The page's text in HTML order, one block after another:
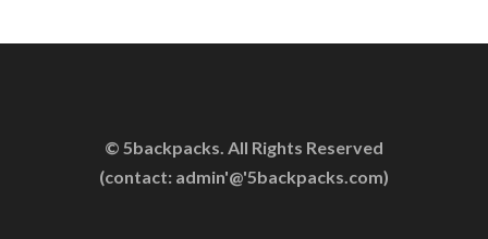
© 5backpacks. All Rights Reserved
(contact: admin'@'5backpacks.com)